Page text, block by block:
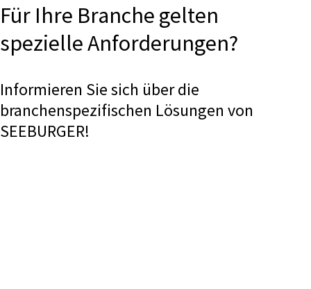
Für Ihre Branche gelten
spezielle Anforderungen?
Informieren Sie sich über die
branchenspezifischen Lösungen von
SEEBURGER!